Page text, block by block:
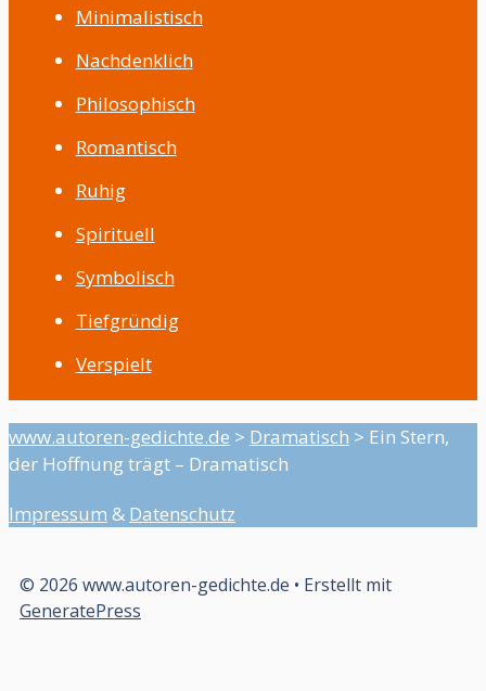
Minimalistisch
Nachdenklich
Philosophisch
Romantisch
Ruhig
Spirituell
Symbolisch
Tiefgründig
Verspielt
www.autoren-gedichte.de > Dramatisch > Ein Stern,
der Hoffnung trägt – Dramatisch
Impressum & Datenschutz
© 2026 www.autoren-gedichte.de • Erstellt mit
GeneratePress